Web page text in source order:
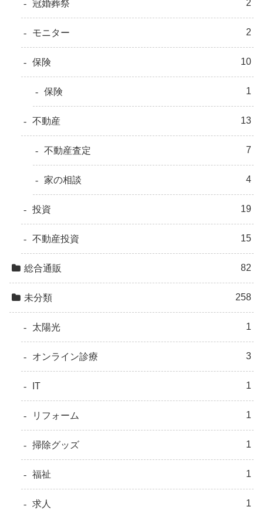
冠婚葬祭 2
モニター 2
保険 10
保険 1
不動産 13
不動産査定 7
家の相談 4
投資 19
不動産投資 15
総合通販 82
未分類 258
太陽光 1
オンライン診療 3
IT 1
リフォーム 1
掃除グッズ 1
福祉 1
求人 1